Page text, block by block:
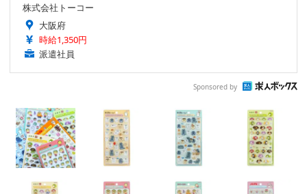
株式会社トーコー
大阪府
時給1,350円
派遣社員
Sponsored by